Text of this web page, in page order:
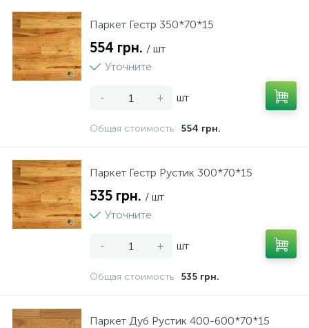
Паркет Гестр 350*70*15
554 грн. / шт
Уточните
- + шт
Общая стоимость 554 грн.
Паркет Гестр Рустик 300*70*15
535 грн. / шт
Уточните
- + шт
Общая стоимость 535 грн.
Паркет Дуб Рустик 400-600*70*15